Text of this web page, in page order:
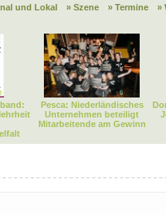
und Lokal
» Szene » Termine »
Pesca: Niederländisches
Unternehmen beteiligt
Mitarbeitende am Gewinn